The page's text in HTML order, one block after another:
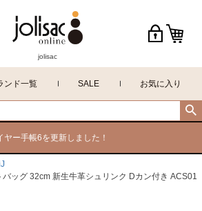
jolisac
ンド一覧 SALE お気に入り
ヤー手帳6を更新しました！
バッグ 32cm 新生牛革シュリンク Dカン付き ACS01